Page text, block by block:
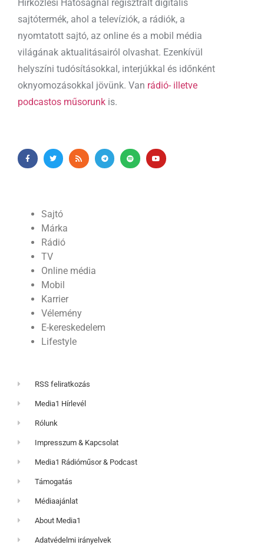
Hírközlési Hatóságnál regisztrált digitális
sajtótermék, ahol a televíziók, a rádiók, a
nyomtatott sajtó, az online és a mobil média
világának aktualitásairól olvashat. Ezenkívül
helyszíni tudósításokkal, interjúkkal és időnként
oknyomozásokkal jövünk. Van rádió- illetve
podcastos műsorunk is.
Sajtó
Márka
Rádió
TV
Online média
Mobil
Karrier
Vélemény
E-kereskedelem
Lifestyle
RSS feliratkozás
Media1 Hírlevél
Rólunk
Impresszum & Kapcsolat
Media1 Rádióműsor & Podcast
Támogatás
Médiaajánlat
About Media1
Adatvédelmi irányelvek